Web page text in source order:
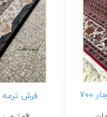
فرش ترمه ۷۰۰ شانه سرمه ای